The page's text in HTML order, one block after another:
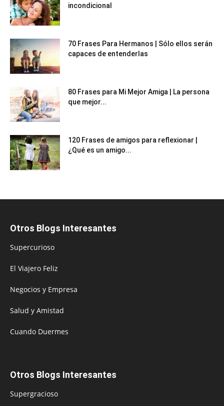
incondicional
70 Frases Para Hermanos | Sólo ellos serán
capaces de entenderlas
80 Frases para Mi Mejor Amiga | La persona
que mejor...
120 Frases de amigos para reflexionar |
¿Qué es un amigo...
Otros Blogs Interesantes
Supercurioso
El Viajero Feliz
Negocios y Empresa
Salud y Amistad
Cuando Duermes
Otros Blogs Interesantes
Supergracioso